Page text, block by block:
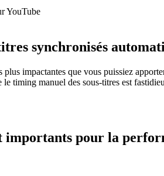
YouTube
synchronisés
impactantes que vous puissiez
timing manuel des sous-titres est
importants pour la